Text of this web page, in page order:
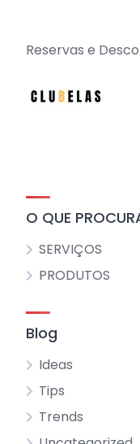
Reservas e
O QUE
SERVIÇOS
PRODUTOS
Blog
Ideas
Tips
Trends